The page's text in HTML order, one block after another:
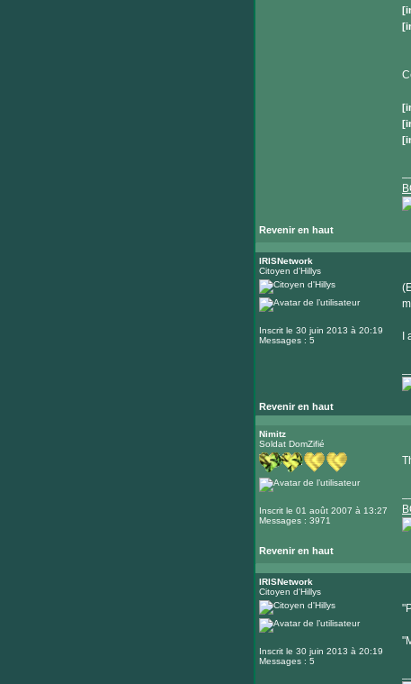
Revenir en haut
IRISNetwork
Citoyen d'Hillys
Inscrit le 30 juin 2013 à 20:19
Messages : 5
Revenir en haut
Nimitz
Soldat DomZifié
Inscrit le 01 août 2007 à 13:27
Messages : 3971
Revenir en haut
IRISNetwork
Citoyen d'Hillys
Inscrit le 30 juin 2013 à 20:19
Messages : 5